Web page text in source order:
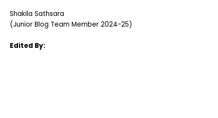
Shakila Sathsara
(Junior Blog Team Member 2024-25)
Edited By: